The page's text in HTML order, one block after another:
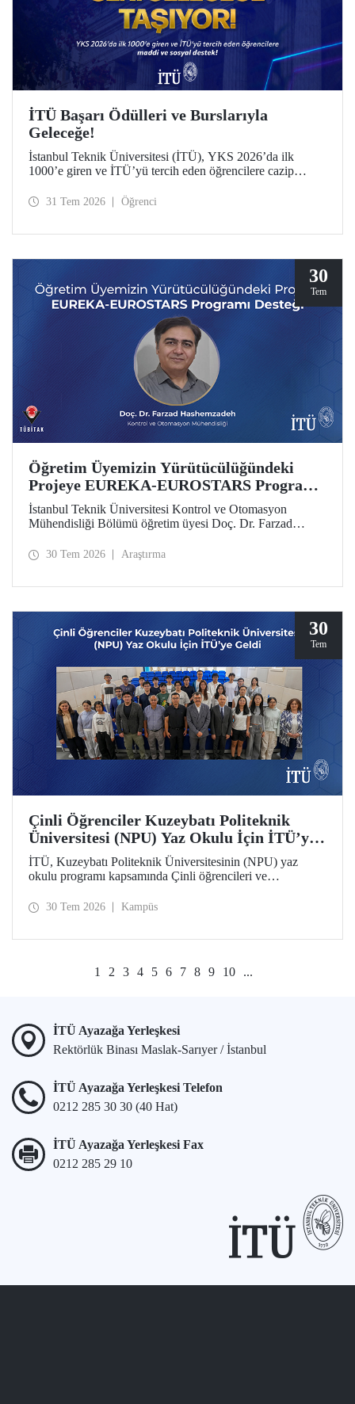
İTÜ Başarı Ödülleri ve Burslarıyla
Geleceğe!
İstanbul Teknik Üniversitesi (İTÜ), YKS 2026’da ilk
1000’e giren ve İTÜ’yü tercih eden öğrencilere cazip
31 Tem 2026 Öğrenci
30
Tem
Öğretim Üyemizin Yürütücülüğündeki
Projeye EUREKA-EUROSTARS Programı
Desteği
İstanbul Teknik Üniversitesi Kontrol ve Otomasyon
Mühendisliği Bölümü öğretim üyesi Doç. Dr. Farzad
Driven Resilient Power Systems: Revolutionizing Energy
30 Tem 2026 Araştırma
30
Tem
Çinli Öğrenciler Kuzeybatı Politeknik
Üniversitesi (NPU) Yaz Okulu İçin İTÜ’ye
Geldi
İTÜ, Kuzeybatı Politeknik Üniversitesinin (NPU) yaz
okulu programı kapsamında Çinli öğrencileri ve
30 Tem 2026 Kampüs
1 2 3 4 5 6 7 8 9 10 ...
İTÜ Ayazağa Yerleşkesi
Rektörlük Binası Maslak-Sarıyer / İstanbul
İTÜ Ayazağa Yerleşkesi Telefon
0212 285 30 30 (40 Hat)
İTÜ Ayazağa Yerleşkesi Fax
0212 285 29 10